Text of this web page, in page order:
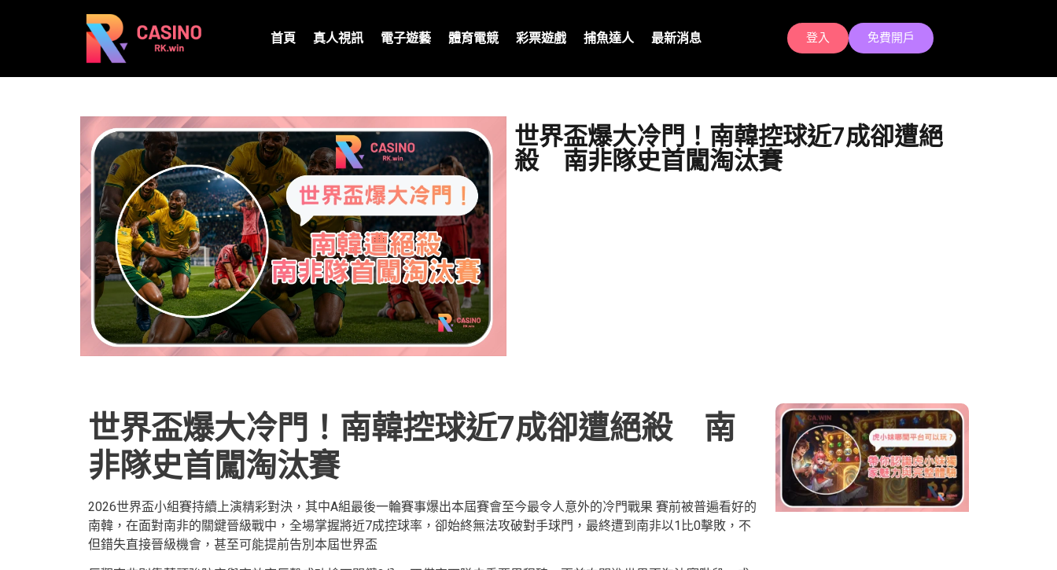
首頁 真人視訊 電子遊藝 體育電競 彩票遊戲 捕魚達人 最新消息 登入 免費開戶
世界盃爆大冷門！南韓控球近7成卻遭絕
殺 南非隊史首闖淘汰賽
世界盃爆大冷門！南韓控球近7成卻遭絕殺 南
非隊史首闖淘汰賽
2026世界盃小組賽持續上演精彩對決，其中A組最後一輪賽事爆出本屆賽會至今最令人意外的冷門戰果 賽前被普遍看好的
南韓，在面對南非的關鍵晉級戰中，全場掌握將近7成控球率，卻始終無法攻破對手球門，最終遭到南非以1比0擊敗，不
但錯失直接晉級機會，甚至可能提前告別本屆世界盃